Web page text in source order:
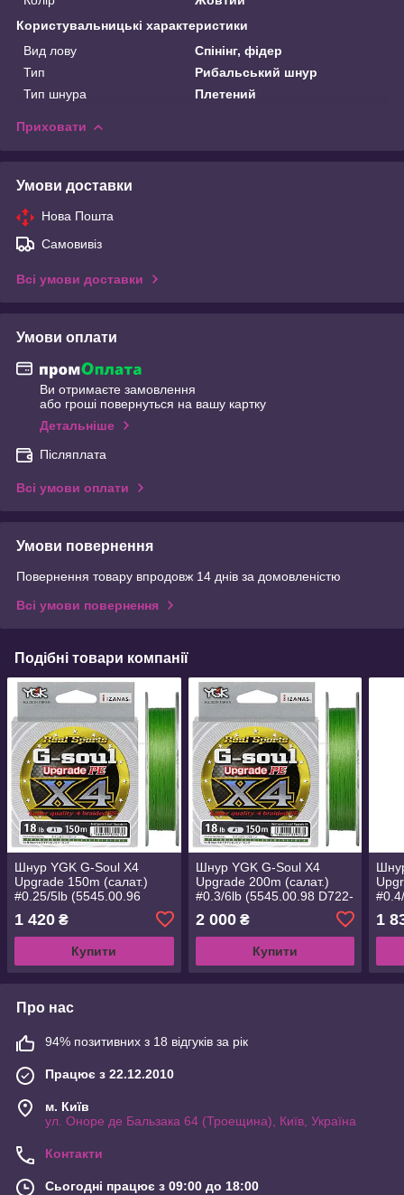
Користувальницькі характеристики
Вид лову
Спінінг, фідер
Тип
Рибальський шнур
Тип шнура
Плетений
Приховати
Умови доставки
Нова Пошта
Самовивіз
Всі умови доставки
Умови оплати
Ви отримаєте замовлення
або гроші повернуться на вашу картку
Детальніше
Післяплата
Всі умови оплати
Умови повернення
Повернення товару впродовж 14 днів за домовленістю
Всі умови повернення
Подібні товари компанії
Шнур YGK G-Soul X4
Upgrade 150m (салат.)
#0.25/5lb (5545.00.96
1 420 ₴
Купити
Шнур YGK G-Soul X4
Upgrade 200m (салат.)
#0.3/6lb (5545.00.98 D722-
2 000₴
Купити
1
Про нас
94% позитивних з 18 відгуків за рік
Працює з 22.12.2010
м. Київ
ул. Оноре де Бальзака 64 (Троещина), Київ, Україна
Контакти
Сьогодні працює з 09:00 до 18:00